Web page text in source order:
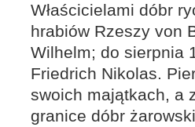
Właścicielami dóbr
hrabiów Rzeszy von
Wilhelm; do sierpnia
Friedrich Nikolas.
swoich majątkach, a
granice dóbr